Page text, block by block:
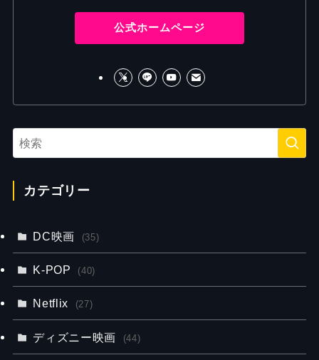
公式ホームページ
カテゴリー
DC映画 (35)
K-POP (40)
Netflix (27)
ディズニー映画 (44)